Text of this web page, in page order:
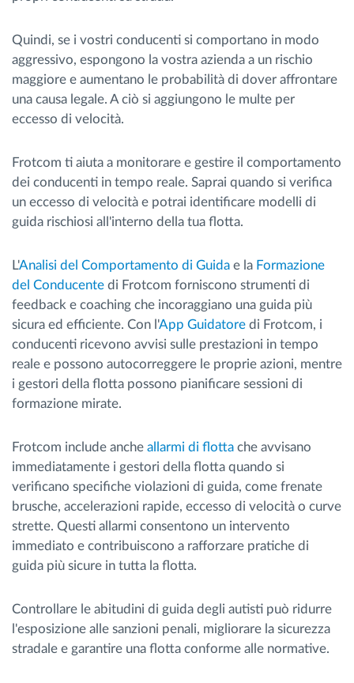
Quindi, se i vostri conducenti si comportano in modo
aggressivo, espongono la vostra azienda a un rischio
maggiore e aumentano le probabilità di dover affrontare
una causa legale. A ciò si aggiungono le multe per
eccesso di velocità.
Frotcom ti aiuta a monitorare e gestire il comportamento
dei conducenti in tempo reale. Saprai quando si verifica
un eccesso di velocità e potrai identificare modelli di
guida rischiosi all'interno della tua flotta.
L'Analisi del Comportamento di Guida e la Formazione
del Conducente di Frotcom forniscono strumenti di
feedback e coaching che incoraggiano una guida più
sicura ed efficiente. Con l'App Guidatore di Frotcom, i
conducenti ricevono avvisi sulle prestazioni in tempo
reale e possono autocorreggere le proprie azioni, mentre
i gestori della flotta possono pianificare sessioni di
formazione mirate.
Frotcom include anche allarmi di flotta che avvisano
immediatamente i gestori della flotta quando si
verificano specifiche violazioni di guida, come frenate
brusche, accelerazioni rapide, eccesso di velocità o curve
strette. Questi allarmi consentono un intervento
immediato e contribuiscono a rafforzare pratiche di
guida più sicure in tutta la flotta.
Controllare le abitudini di guida degli autisti può ridurre
l'esposizione alle sanzioni penali, migliorare la sicurezza
stradale e garantire una flotta conforme alle normative.